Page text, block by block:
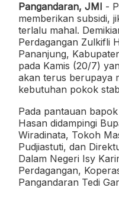
Pangandaran, JMI -
memberikan subsidi,
terlalu mahal.
Perdagangan Zulkifli
Pananjung,
pada Kamis (20/7)
akan terus berupaya
kebutuhan pokok
Pada pantauan
Hasan didampingi
Wiradinata, Tokoh
Pudjiastuti, dan
Dalam Negeri Isy
Perdagangan,
Pangandaran Tedi